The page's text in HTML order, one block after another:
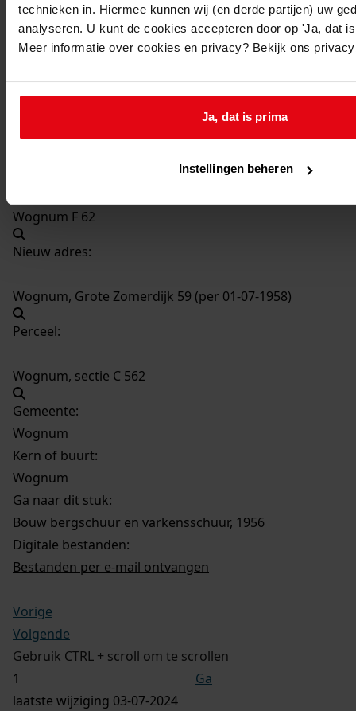
technieken in. Hiermee kunnen wij (en derde partijen) uw
analyseren. U kunt de cookies accepteren door op 'Ja, dat
Meer informatie over cookies en privacy? Bekijk ons
Ja, dat is prima
Instellingen beheren
1045Bouw bergschuur en varkensschuur, 1956
Datering:
Beschrijving:
Wognum F 62
Nieuw adres:
Wognum, Grote Zomerdijk 59 (per 01-07-1958)
Perceel:
Wognum, sectie C 562
Gemeente:
Wognum
Kern of buurt:
Wognum
Ga naar dit stuk:
Bouw bergschuur en varkensschuur, 1956
Digitale bestanden:
Bestanden per e-mail ontvangen
Vorige
Volgende
Gebruik CTRL + scroll om te scrollen
Ga
laatste wijziging 03-07-2024